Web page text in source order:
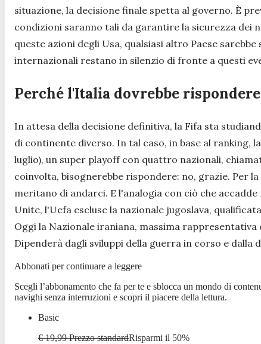
situazione, la decisione finale spetta al governo. È
condizioni saranno tali da garantire la sicurezza dei
queste azioni degli Usa, qualsiasi altro Paese
internazionali restano in silenzio di fronte a questi
Perché l'Italia dovrebbe
In attesa della decisione definitiva, la Fifa sta
di continente diverso. In tal caso, in base al ranking,
luglio), un super playoff con quattro nazionali,
coinvolta, bisognerebbe rispondere: no, grazie. Per
meritano di andarci. E l'analogia con ciò che
Unite, l'Uefa escluse la nazionale jugoslava,
Oggi la Nazionale iraniana, massima
Dipenderà dagli sviluppi della guerra in corso e dalla
Abbonati per continuare a leggere
Scegli l’abbonamento che fa per te e sblocca un mondo di
navighi senza interruzioni e scopri il piacere della lettura.
Basic
€ 19,99 Prezzo standardRisparmi il 50%